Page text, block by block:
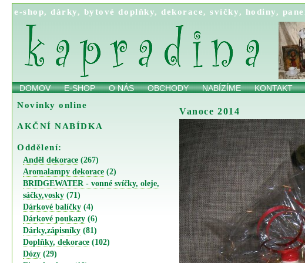
e-shop,dárky, bytové doplňky,dekorace,svíčky, hodiny,
DOMOV E-SHOP O NÁS OBCHODY NABÍZÍME KONTAKT
Novinky online
AKČNÍ NABÍDKA
Oddělení:
Anděl dekorace (267)
Aromalampy dekorace (2)
BRIDGEWATER - vonné svíčky, oleje,
sáčky,vosky (71)
Dárkové balíčky (4)
Dárkové poukazy (6)
Dárky,zápisníky (81)
Doplňky, dekorace (102)
Dózy (29)
Vanoce 2014